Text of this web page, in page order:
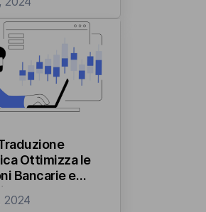
Ottimizza le
Bancarie e
2024